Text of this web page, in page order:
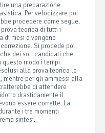
una preparazione
Per velocizzare poi
procedere come segue.
teorica di tutti i
di mesi e vengono
Si procede poi
dei soli candidati che
modo i tempi
alla prova teorica lo
mentre per gli ammessi alla
di attendere
drasticamente il
essere corrette. La
i tre momenti
sintesi.